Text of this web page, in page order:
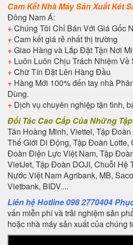
Cam Kết Nhà Máy Sản Xuất Két
Đông Nam Á:
+Chúng Tôi Chỉ Bán Với Giá Gốc
+Cam kết giá rẻ nhất thị trường
+Giao Hàng và Lắp Đặt Tận Nơi
+ Luôn Luôn Chịu Trách Nhiệm Về
+Chữ Tín Đặt Lên Hàng Đầu
+ Hàng Mới 100% đến tay nhà
Dùng.
+ Dịch vụ chuyên nghiệp tận tình,
Đối Tác Cao Cấp Của Những
Tân Hoàng Minh, Viettel, Tập
Thế Giới Di Động, Tập Đoàn Lotte,
Đoàn Điện Lực Việt Nam, Tập
VietJet, Tập Đoàn DOJI, Chuỗi Hệ
Nước Việt Nam Agribank, MB,
Vietbank, BIDV....
Liên hệ Hotline 098 2770404
vấn miễn phí và trải nghiệm sản
hoặc nhà máy sản xuất của chúng